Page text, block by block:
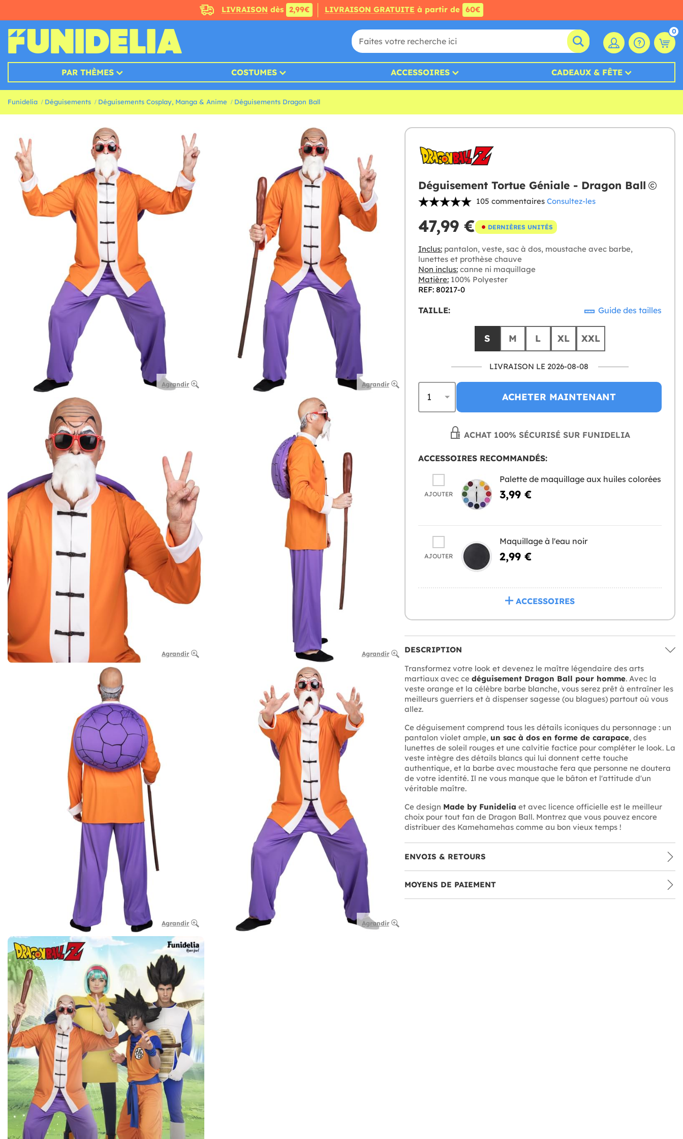
LIVRAISON dès 2,99€ LIVRAISON GRATUITE à partir de 60€
0
PAR THÈMES COSTUMES ACCESSOIRES CADEAUX & FÊTE
Funidelia Déguisements Déguisements Cosplay, Manga & Anime Déguisements Dragon Ball
Agrandir Agrandir
Agrandir Agrandir
Agrandir Agrandir
Déguisement Tortue Géniale - Dragon Ball
105 commentaires Consultez-les
47,99 € DERNIÈRES UNITÉS
Inclus:pantalon, veste, sac à dos, moustache avec barbe,
lunettes et prothèse chauve
Non inclus:canne ni maquillage
Matière:100% Polyester
REF: 80217-0
TAILLE: Guide des tailles
S M L XL XXL
LIVRAISON LE 2026-08-08
ACHETER MAINTENANT
ACHAT 100% SÉCURISÉ SUR FUNIDELIA
ACCESSOIRES RECOMMANDÉS:
AJOUTER
Palette de maquillage aux huiles colorées
3,99 €
AJOUTER
Maquillage à l'eau noir
2,99 €
ACCESSOIRES
DESCRIPTION
Transformez votre look et devenez le maître légendaire des arts
martiaux avec ce déguisement Dragon Ball pour homme. Avec la
veste orange et la célèbre barbe blanche, vous serez prêt à entraîner les
meilleurs guerriers et à dispenser sagesse (ou blagues) partout où vous
allez.
Ce déguisement comprend tous les détails iconiques du personnage : un
pantalon violet ample, un sac à dos en forme de carapace, des
lunettes de soleil rouges et une calvitie factice pour compléter le look. La
veste intègre des détails blancs qui lui donnent cette touche
authentique, et la barbe avec moustache fera que personne ne doutera
de votre identité. Il ne vous manque que le bâton et l'attitude d'un
véritable maître.
Ce design Made by Funidelia et avec licence officielle est le meilleur
choix pour tout fan de Dragon Ball. Montrez que vous pouvez encore
distribuer des Kamehamehas comme au bon vieux temps !
ENVOIS & RETOURS
MOYENS DE PAIEMENT